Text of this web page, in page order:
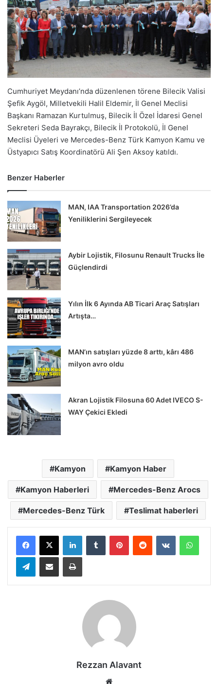
Cumhuriyet Meydanı’nda düzenlenen törene Bilecik Valisi
Şefik Aygöl, Milletvekili Halil Eldemir, İl Genel Meclisi
Başkanı Ramazan Kurtulmuş, Bilecik İl Özel İdaresi Genel
Sekreteri Seda Bayrakçı, Bilecik İl Protokolü, İl Genel
Meclisi Üyeleri ve Mercedes-Benz Türk Kamyon Kamu ve
Üstyapıcı Satış Koordinatörü Ali Şen Aksoy katıldı.
Benzer Haberler
MAN, IAA Transportation 2026’da
Yeniliklerini Sergileyecek
Aybir Lojistik, Filosunu Renault Trucks İle
Güçlendirdi
Yılın İlk 6 Ayında AB Ticari Araç Satışları
Artışta…
MAN’ın satışları yüzde 8 arttı, kârı 486
milyon avro oldu
Akran Lojistik Filosuna 60 Adet IVECO S-
WAY Çekici Ekledi
Kamyon Kamyon Haber
Kamyon Haberleri Mercedes-Benz Arocs
Mercedes-Benz Türk Teslimat haberleri
LinkedInTumblr PinterestReddit VKontakte
TelegramE-Posta ile paylaş Yazdır
Rezzan Alavant